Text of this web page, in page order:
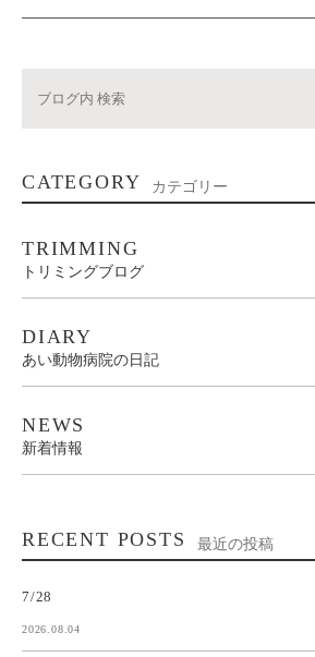
CATEGORY カテゴリー
TRIMMING
トリミングブログ
DIARY
あい動物病院の日記
NEWS
新着情報
RECENT POSTS 最近の投稿
7/28
2026.08.04